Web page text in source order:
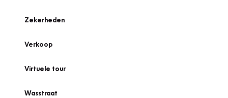
Zekerheden
Verkoop
Virtuele tour
Wasstraat